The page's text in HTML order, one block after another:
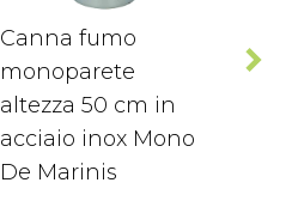
Canna fumo
monoparete
altezza 50 cm in
acciaio inox Mono
De Marinis